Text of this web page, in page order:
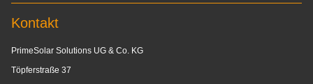
Kontakt
PrimeSolar Solutions UG & Co. KG
Töpferstraße 37